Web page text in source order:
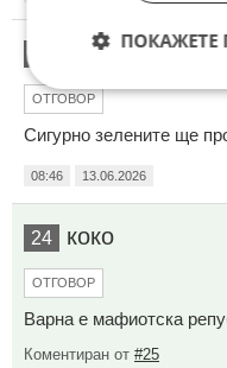
Варна
ОТГОВОР
Сигурно зелените ще
08:46 13.06.2026
24 коко
ОТГОВОР
Варна е мафиотска
Коментиран от #25
ПОКАЖЕТЕ